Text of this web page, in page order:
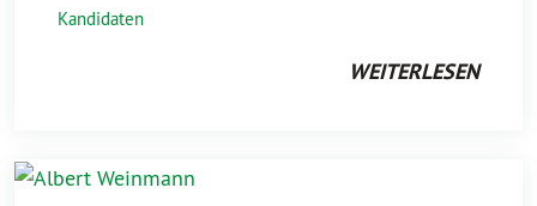
Kandidaten
WEITERLESEN